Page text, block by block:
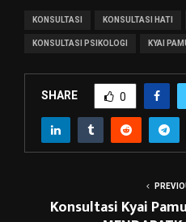
KONSULTASI KONSULTASI HATI
KONSULTASI PSIKOLOGI KYAI
SHARE 0
Konsultasi Kyai